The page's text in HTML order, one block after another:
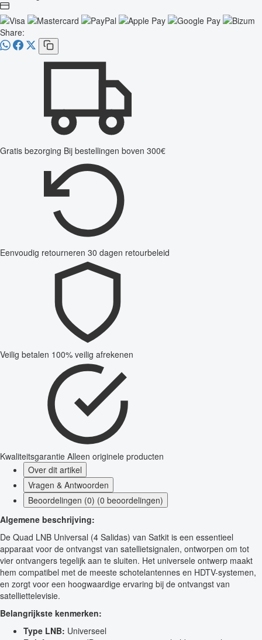
Share:
Gratis bezorging Bij bestellingen boven 300€
Eenvoudig retourneren 30 dagen retourbeleid
Veilig betalen 100% veilig afrekenen
Kwaliteitsgarantie Alleen originele producten
Over dit artikel
Vragen & Antwoorden
Beoordelingen (0) (0 beoordelingen)
Algemene beschrijving:
De Quad LNB Universal (4 Salidas) van Satkit is een essentieel
apparaat voor de ontvangst van satellietsignalen, ontworpen om tot
vier ontvangers tegelijk aan te sluiten. Het universele ontwerp maakt
hem compatibel met de meeste schotelantennes en HDTV-systemen,
en zorgt voor een hoogwaardige ervaring bij de ontvangst van
satelliettelevisie.
Belangrijkste kenmerken:
Type LNB: Universeel